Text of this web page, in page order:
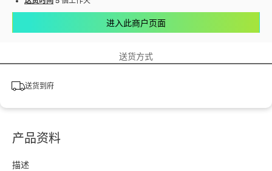
进入此商户页面
送货方式
送货到府
产品资料
描述